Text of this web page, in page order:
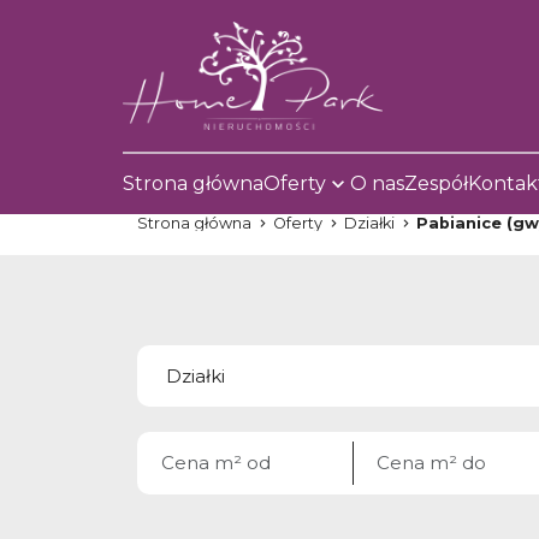
Strona głównaOferty O nasZespół
Strona główna Oferty Działki Pabianice